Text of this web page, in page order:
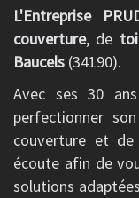
L'Entreprise
couverture, de
Baucels (34190).
Avec ses 30
perfectionner son
couverture et
écoute afin de
solutions